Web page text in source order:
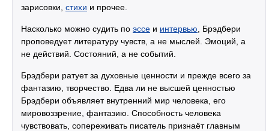
зарисовки, стихи и прочее.
Насколько можно судить по эссе и интервью , Брэдбери
проповедует литературу чувств, а не мыслей. Эмоций, а
не действий. Состояний, а не событий.
Брэдбери ратует за духовные ценности и прежде всего за
фантазию, творчество. Едва ли не высшей ценностью
Брэдбери объявляет внутренний мир человека, его
мировоззрение, фантазию. Способность человека
чувствовать, сопереживать писатель признаёт главным